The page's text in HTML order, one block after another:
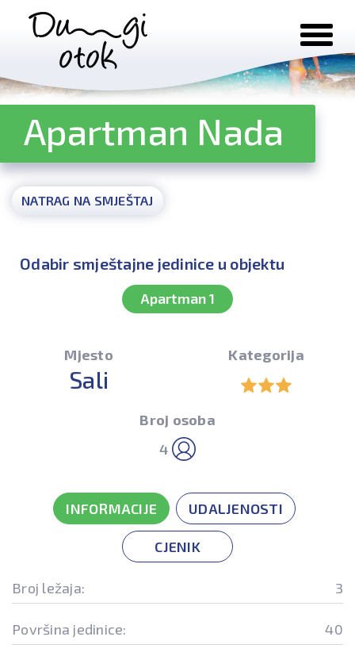
Preskoči na sadržaj
Apartman Nada
NATRAG NA SMJEŠTAJ
Odabir smještajne jedinice u objektu
Apartman 1
Mjesto
Sali
Kategorija
Broj osoba
4
INFORMACIJE UDALJENOSTI
CJENIK
Broj ležaja: 3
Površina jedinice: 40